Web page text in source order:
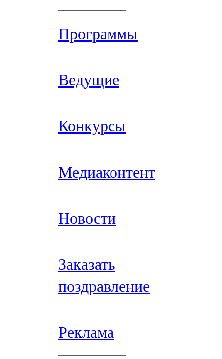
Программы
Ведущие
Конкурсы
Медиаконтент
Новости
Заказать
поздравление
Реклама